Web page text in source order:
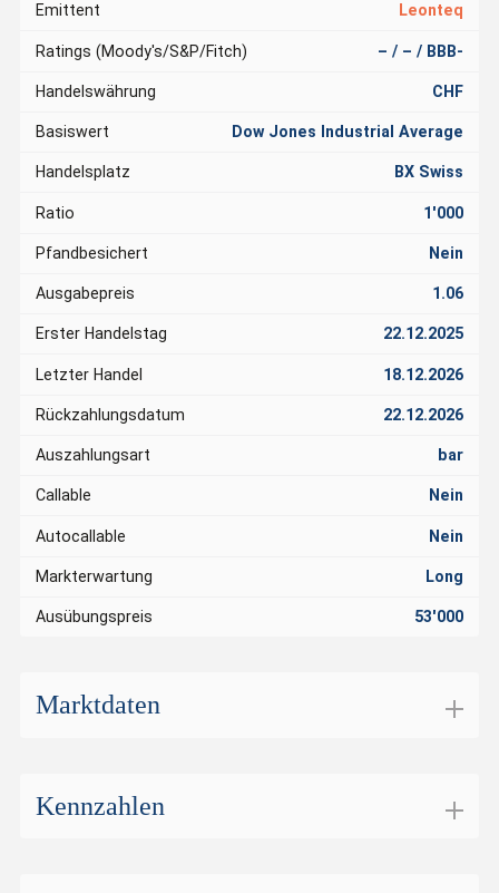
Emittent Leonteq
Ratings (Moody's/S&P/Fitch) – / – / BBB-
Handelswährung CHF
Basiswert Dow Jones Industrial Average
Handelsplatz BX Swiss
Ratio 1'000
Pfandbesichert Nein
Ausgabepreis 1.06
Erster Handelstag 22.12.2025
Letzter Handel 18.12.2026
Rückzahlungsdatum 22.12.2026
Auszahlungsart bar
Callable Nein
Autocallable Nein
Markterwartung Long
Ausübungspreis 53'000
Marktdaten
Handelswährung
Kennzahlen